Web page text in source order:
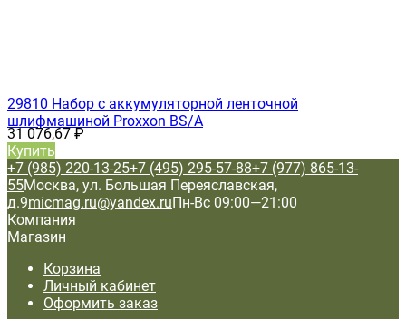
29810 Набор с аккумуляторной ленточной
шлифмашиной Proxxon BS/A
31 076,67₽
Купить
+7 (985) 220-13-25+7 (495) 295-57-88+7 (977) 865-13-
55Москва, ул. Большая Переяславская,
д.9micmag.ru@yandex.ruПн-Вс 09:00—21:00
Компания
Магазин
Корзина
Личный кабинет
Оформить заказ